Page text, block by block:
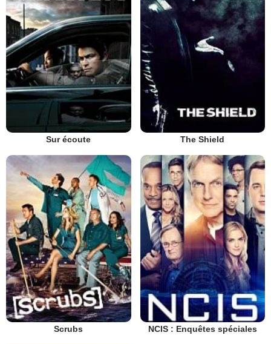
Sur écoute The Shield
Scrubs NCIS : Enquêtes spéciales